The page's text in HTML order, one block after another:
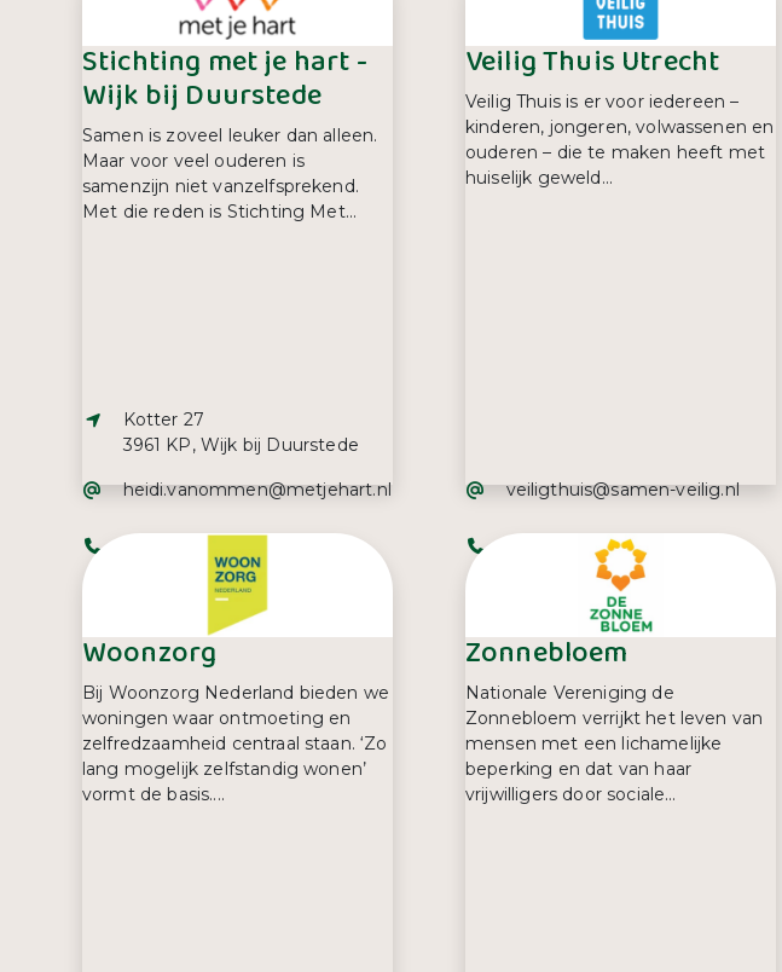
Stichting met je hart -
Wijk bij Duurstede
Samen is zoveel leuker dan alleen.
Maar voor veel ouderen is
samenzijn niet vanzelfsprekend.
Met die reden is Stichting Met...
Adres:
Kotter 27
3961 KP, Wijk bij Duurstede
E-mailadres:
heidi.vanommen@metjehart.nl
Veilig Thuis Utrecht
Veilig Thuis is er voor iedereen –
kinderen, jongeren, volwassenen en
ouderen – die te maken heeft met
huiselijk geweld...
E-mailadres:
veiligthuis@samen-veilig.nl
Telefoonnummer:
0800 20 00
Woonzorg
Bij Woonzorg Nederland bieden we
woningen waar ontmoeting en
zelfredzaamheid centraal staan. ‘Zo
lang mogelijk zelfstandig wonen’
vormt de basis....
Zonnebloem
Nationale Vereniging de
Zonnebloem verrijkt het leven van
mensen met een lichamelijke
beperking en dat van haar
vrijwilligers door sociale...